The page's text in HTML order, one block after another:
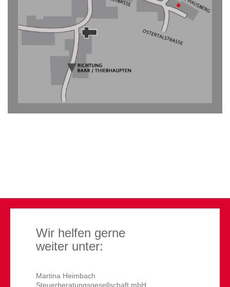
Wir helfen gerne
weiter unter:
Martina Heimbach
Steuerberatungsgesellschaft mbH